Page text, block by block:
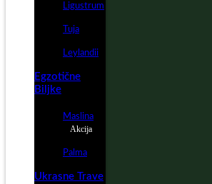
Ligustrum
Tuja
Leylandii
Egzotične
Biljke
Maslina
Akcija
Palma
Ukrasne Trave